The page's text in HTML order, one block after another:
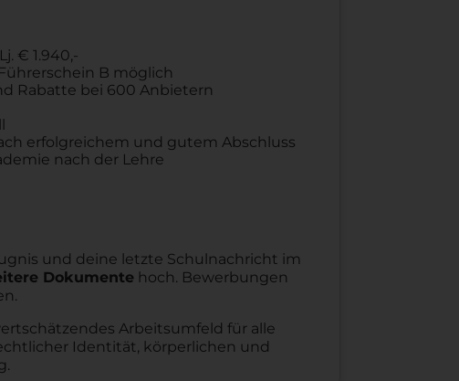
€ 1.940,-
B möglich
Rabatte bei 600 Anbietern
erfolgreichem und gutem Abschluss
nach der Lehre
und deine letzte Schulnachricht im
Dokumente hoch. Bewerbungen
Arbeitsumfeld für alle
Identität, körperlichen und